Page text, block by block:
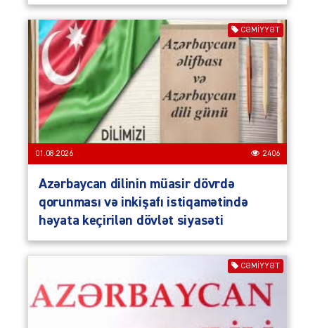
CƏMIYYƏT
01.08.2026 2406
Azərbaycan dilinin müasir dövrdə
qorunması və inkişafı istiqamətində
həyata keçirilən dövlət siyasəti
CƏMIYYƏT